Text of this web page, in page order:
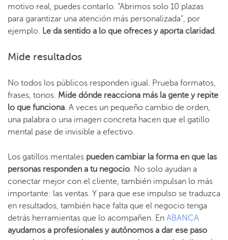
motivo real, puedes contarlo. “Abrimos solo 10 plazas
para garantizar una atención más personalizada”, por
ejemplo. Le da sentido a lo que ofreces y aporta claridad.
Mide resultados
No todos los públicos responden igual. Prueba formatos,
frases, tonos. Mide dónde reacciona más la gente y repite
lo que funciona. A veces un pequeño cambio de orden,
una palabra o una imagen concreta hacen que el gatillo
mental pase de invisible a efectivo.
Los gatillos mentales pueden cambiar la forma en que las
personas responden a tu negocio. No solo ayudan a
conectar mejor con el cliente, también impulsan lo más
importante: las ventas. Y para que ese impulso se traduzca
en resultados, también hace falta que el negocio tenga
detrás herramientas que lo acompañen. En ABANCA
ayudamos a profesionales y autónomos a dar ese paso